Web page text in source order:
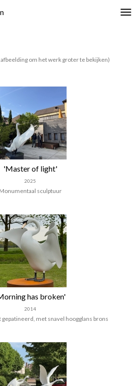
afbeelding om het werk groter te bekijken)
'Master of light'
2025
Monumentaal sculptuur
has broken'
2014
gepatineerd, met snavel hoogglans brons